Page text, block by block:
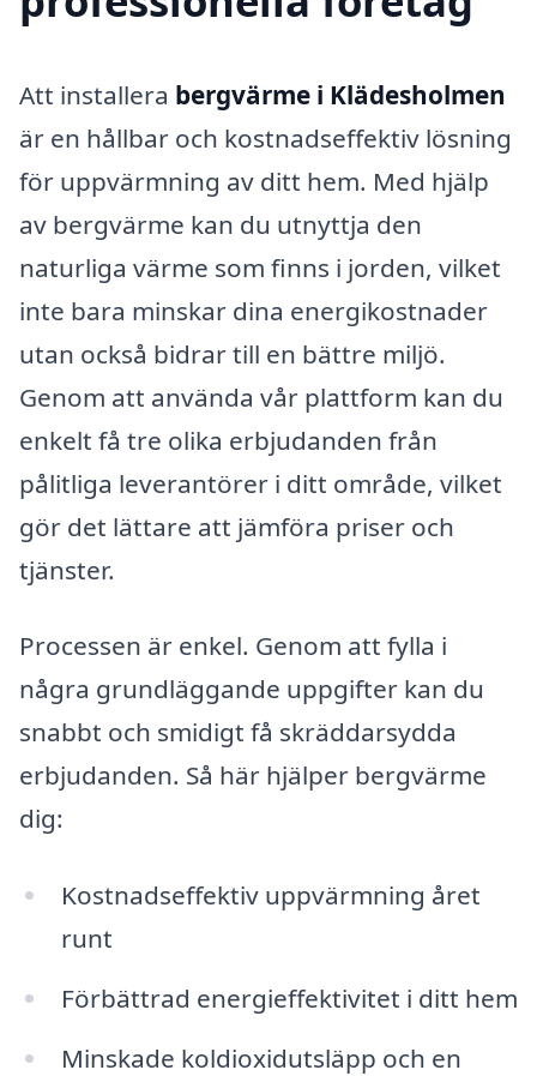
Att installera bergvärme i Klädesholmen
är en hållbar och kostnadseffektiv lösning
för uppvärmning av ditt hem. Med hjälp
av bergvärme kan du utnyttja den
naturliga värme som finns i jorden, vilket
inte bara minskar dina energikostnader
utan också bidrar till en bättre miljö.
Genom att använda vår plattform kan du
enkelt få tre olika erbjudanden från
pålitliga leverantörer i ditt område, vilket
gör det lättare att jämföra priser och
tjänster.
Processen är enkel. Genom att fylla i
några grundläggande uppgifter kan du
snabbt och smidigt få skräddarsydda
erbjudanden. Så här hjälper bergvärme
dig:
Kostnadseffektiv uppvärmning året
runt
Förbättrad energieffektivitet i ditt hem
Minskade koldioxidutsläpp och en